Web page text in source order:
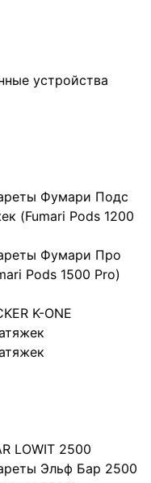
устройства
Фумари Подс
(Fumari Pods 1200
Фумари Про
Pods 1500 Pro)
K-ONE
LOWIT 2500
Эльф Бар 2500